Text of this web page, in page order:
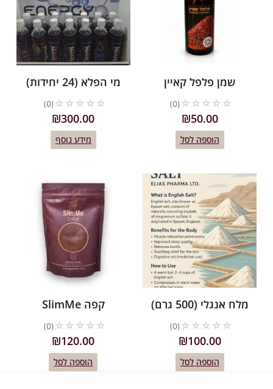
שמן פלפל קאיין
☆
☆
☆
(0)
₪50.00
הוספה לסל
מי הפלא (24 יחידות)
☆
☆
☆
(0)
₪300.00
מידע נוסף
מלח אנגלי (500 גרם)
☆
☆
☆
(0)
₪100.00
הוספה לסל
קפה SlimMe
☆
☆
☆
(0)
₪120.00
הוספה לסל